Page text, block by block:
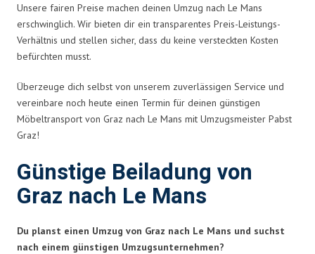
Unsere fairen Preise machen deinen Umzug nach Le Mans
erschwinglich. Wir bieten dir ein transparentes Preis-Leistungs-
Verhältnis und stellen sicher, dass du keine versteckten Kosten
befürchten musst.
Überzeuge dich selbst von unserem zuverlässigen Service und
vereinbare noch heute einen Termin für deinen günstigen
Möbeltransport von Graz nach Le Mans mit Umzugsmeister Pabst
Graz!
Günstige Beiladung von
Graz nach Le Mans
Du planst einen Umzug von Graz nach Le Mans und suchst
nach einem günstigen Umzugsunternehmen?